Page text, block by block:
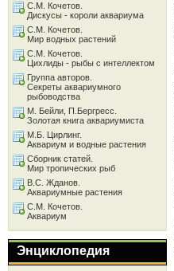
С.М. Кочетов.
Дискусы - короли аквариума
С.М. Кочетов.
Мир водных растений
С.М. Кочетов.
Цихлиды - рыбы с интеллектом
Группа авторов.
Секреты аквариумного
рыбоводства
М. Бейли, П.Бергресс.
Золотая книга аквариумиста
М.Б. Цирлинг.
Аквариум и водные растения
Сборник статей.
Мир тропических рыб
В.С. Жданов.
Аквариумные растения
С.М. Кочетов.
Аквариум
Энциклопедия